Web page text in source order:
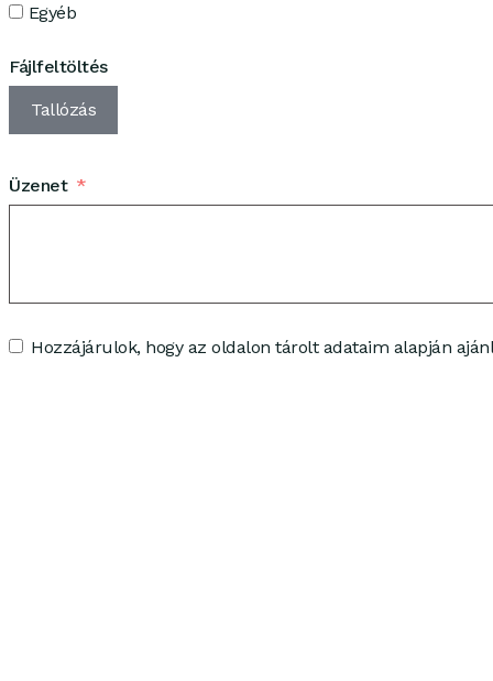
Egyéb
Fájlfeltöltés
Tallózás
Üzenet
Hozzájárulok, hogy az oldalon tárolt adataim alapján